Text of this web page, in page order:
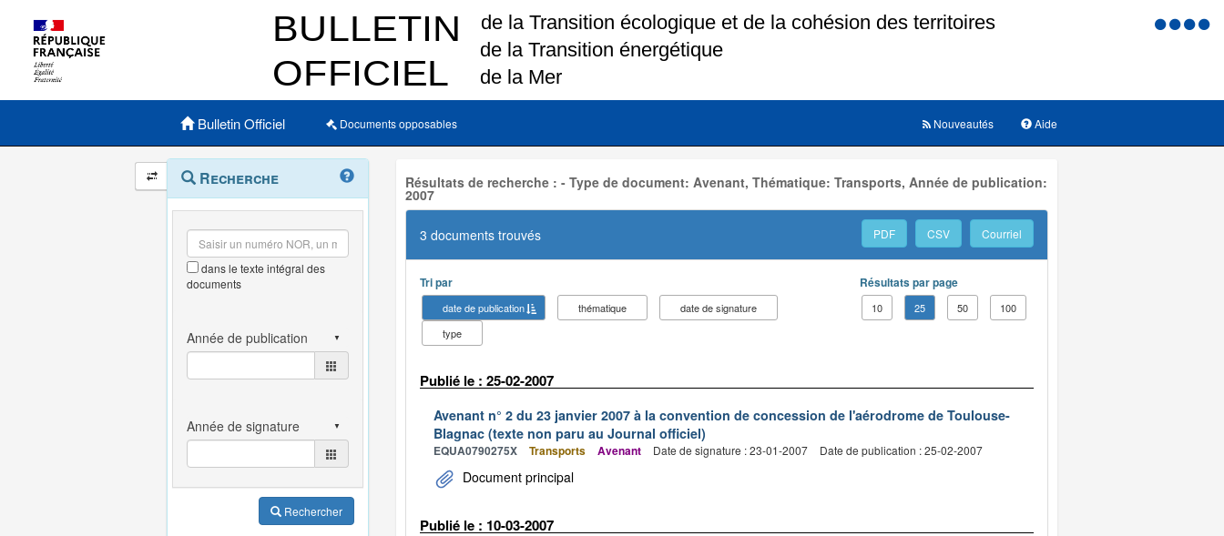
Menu
Menu principal
Bulletin Officiel Documents opposables Aide
Nouveautés
Navigation
et
outils
annexes
Menu
contextuel
Recherche
dans le texte intégral des
documents
Rechercher
Résultats de recherche : - Type de document: Avenant, Thématique: Transports, Année de publication:
2007
3 documents trouvés PDF CSV Courriel
Tri par
date de publication thématique
date de signature
type
Résultats par page
10 25 50 100
Publié le : 25-02-2007
Avenant n° 2 du 23 janvier 2007 à la convention de concession de l'aérodrome de Toulouse-
Blagnac (texte non paru au Journal officiel)
EQUA0790275X Transports Avenant Date de signature : 23-01-2007 Date de publication : 25-02-2007
Document principal
Publié le : 10-03-2007